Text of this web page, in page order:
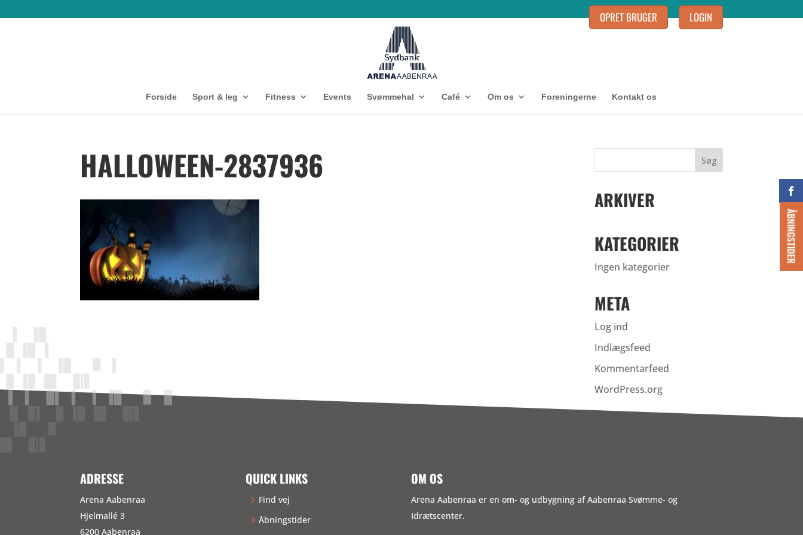
ÅBNINGSTIDER
OPRET BRUGER LOGIN
Forside Sport & leg Fitness Events Svømmehal Café Om os Foreningerne Kontakt os
HALLOWEEN-2837936
ARKIVER
KATEGORIER
Ingen kategorier
META
Log ind
Indlægsfeed
Kommentarfeed
WordPress.org
ADRESSE
Arena Aabenraa
Hjelmallé 3
6200 Aabenraa
QUICK LINKS
Find vej
Åbningstider
OM OS
Arena Aabenraa er en om- og udbygning af Aabenraa Svømme- og
Idrætscenter.